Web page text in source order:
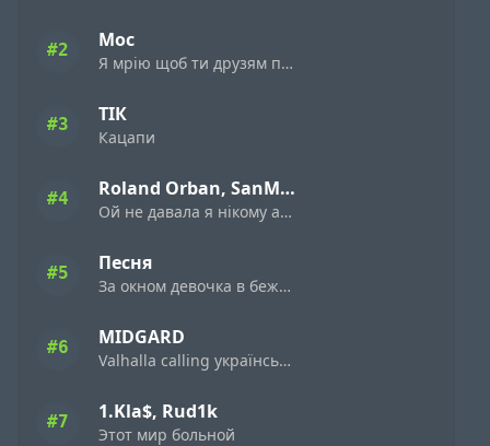
#2 Мос
Я мрію щоб ти друзям пісню цю поставила
#3 ТІК
Кацапи
#4 Roland Orban, SanMia
Ой не давала я нiкому а дала я нiмому
#5 Песня
За окном девочка в бежевом платьице
#6 MIDGARD
Valhalla calling українська версія
#7 1.Kla$, Rud1k
Этот мир больной